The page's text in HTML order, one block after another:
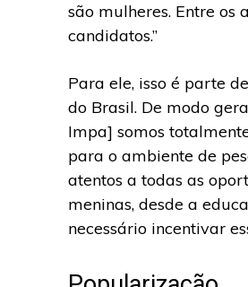
são mulheres. Entre os
candidatos.”
Para ele, isso é parte
do Brasil. De modo
Impa] somos
para o ambiente de
atentos a todas as
meninas, desde a
necessário incentivar